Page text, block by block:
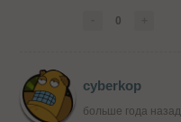
0
cyberkop
больше года назад